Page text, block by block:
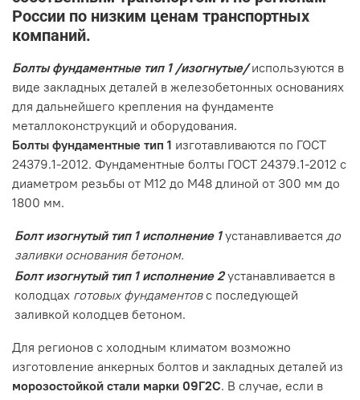
России по низким ценам транспортных
компаний.
Болты фундаментные тип 1 /изогнутые/используются в
виде закладных деталей в железобетонных основаниях
для дальнейшего крепления на фундаменте
металлоконструкций и оборудования.
Болты фундаментные тип 1 изготавливаются по ГОСТ
24379.1-2012. Фундаментные болты ГОСТ 24379.1-2012 с
диаметром резьбы от М12 до М48 длиной от 300 мм до
1800 мм.
Болт изогнутый тип 1 исполнение 1устанавливается до
заливки основания бетоном.
Болт изогнутый тип 1 исполнение 2устанавливается в
колодцах готовых фундаментовс последующей
заливкой колодцев бетоном.
Для регионов с холодным климатом возможно
изготовление анкерных болтов и закладных деталей из
морозостойкой стали марки 09Г2С. В случае, если в